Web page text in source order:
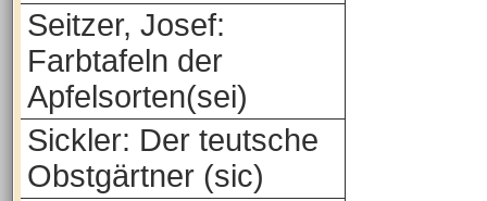
Seitzer, Josef:
Farbtafeln der
Apfelsorten(sei)
Sickler: Der teutsche
Obstgärtner (sic)